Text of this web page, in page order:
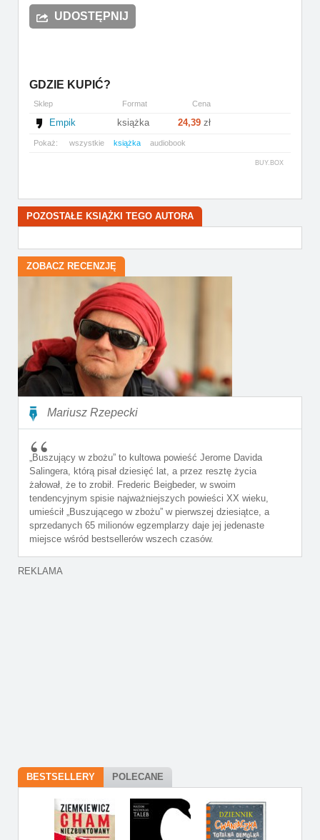
UDOSTĘPNIJ
GDZIE KUPIĆ?
Sklep Format Cena
Empik książka 24,39zł
Pokaż: wszystkie książka audiobook
BUY.BOX
POZOSTAŁE KSIĄŻKI TEGO AUTORA
ZOBACZ RECENZJĘ
Mariusz Rzepecki
„Buszujący w zbożu” to kultowa powieść Jerome Davida
Salingera, którą pisał dziesięć lat, a przez resztę życia
żałował, że to zrobił. Frederic Beigbeder, w swoim
tendencyjnym spisie najważniejszych powieści XX wieku,
umieścił „Buszującego w zbożu” w pierwszej dziesiątce, a
sprzedanych 65 milionów egzemplarzy daje jej jedenaste
miejsce wśród bestsellerów wszech czasów.
REKLAMA
BESTSELLERY POLECANE